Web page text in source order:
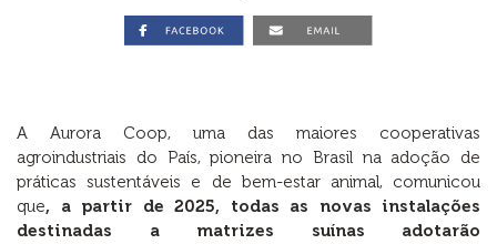
A Aurora Coop, uma das maiores cooperativas
agroindustriais do País, pioneira no Brasil na adoção de
práticas sustentáveis e de bem-estar animal, comunicou
que, a partir de 2025, todas as novas instalações
destinadas a matrizes suínas adotarão